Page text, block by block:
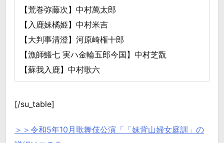
【荒巻弥藤次】中村萬太郎
【入鹿妹橘姫】中村米吉
【大判事清澄】河原崎権十郎
【漁師鱶七 実ハ金輪五郎今国】中村芝翫
【蘇我入鹿】中村歌六
[/su_table]
＞＞令和5年10月歌舞伎公演「「妹背山婦女庭訓」の